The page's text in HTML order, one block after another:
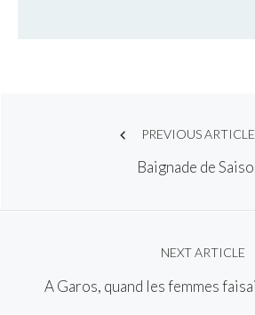
navigation
PREVIOUS ARTICLE
Baignade de
NEXT ARTICLE
A Garos, quand les femmes